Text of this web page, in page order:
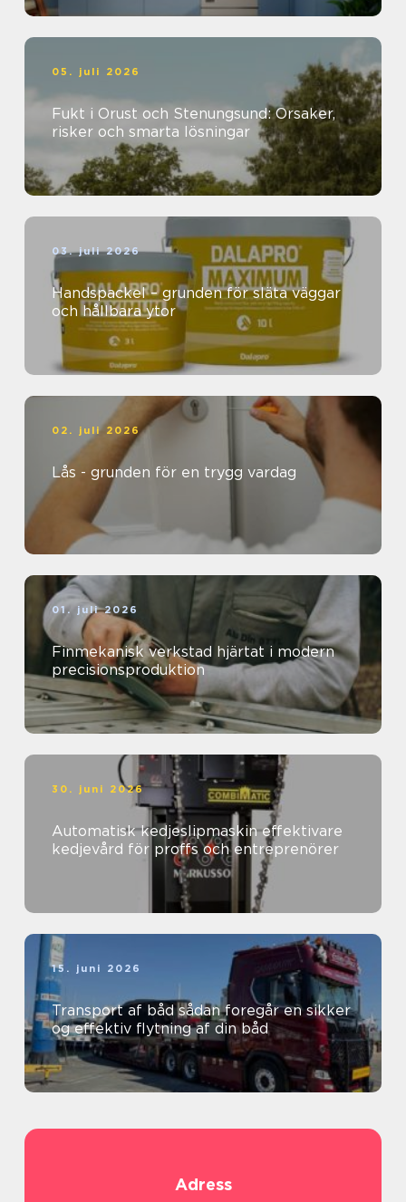
05. juli 2026
Fukt i Orust och Stenungsund: Orsaker,
risker och smarta lösningar
03. juli 2026
Handspackel – grunden för släta väggar
och hållbara ytor
02. juli 2026
Lås - grunden för en trygg vardag
01. juli 2026
Finmekanisk verkstad hjärtat i modern
precisionsproduktion
30. juni 2026
Automatisk kedjeslipmaskin effektivare
kedjevård för proffs och entreprenörer
15. juni 2026
Transport af båd sådan foregår en sikker
og effektiv flytning af din båd
Adress